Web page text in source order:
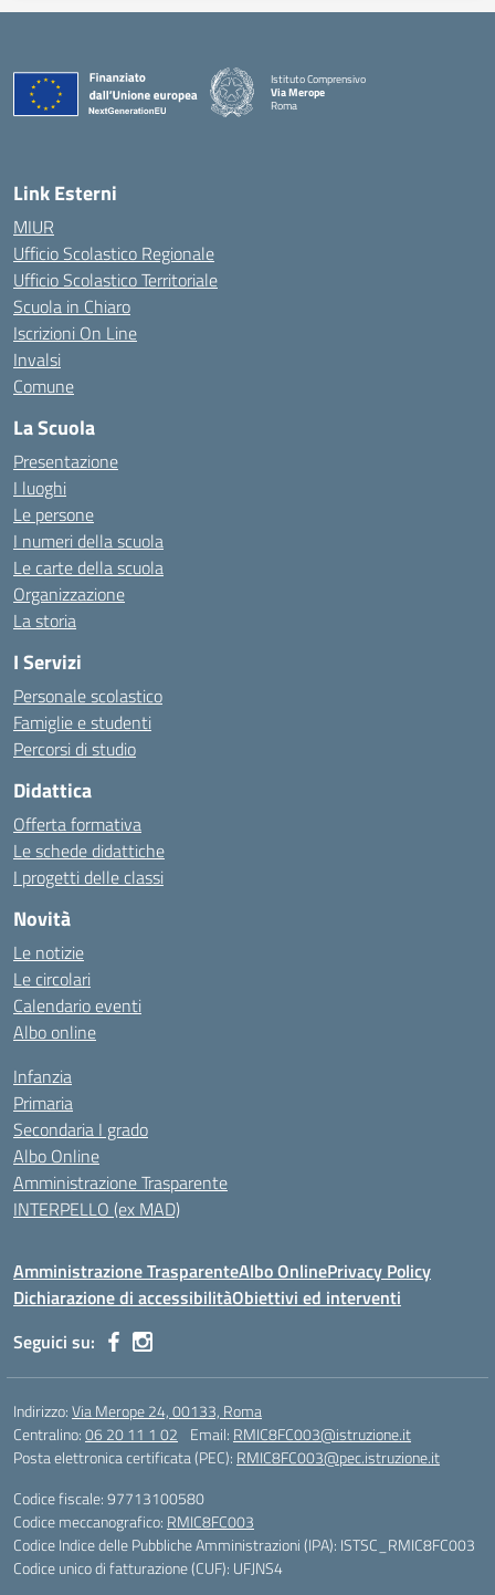
Istituto Comprensivo
Via Merope
Roma
Link Esterni
MIUR
Ufficio Scolastico Regionale
Ufficio Scolastico Territoriale
Scuola in Chiaro
Iscrizioni On Line
Invalsi
Comune
La Scuola
Presentazione
I luoghi
Le persone
I numeri della scuola
Le carte della scuola
Organizzazione
La storia
I Servizi
Personale scolastico
Famiglie e studenti
Percorsi di studio
Didattica
Offerta formativa
Le schede didattiche
I progetti delle classi
Novità
Le notizie
Le circolari
Calendario eventi
Albo online
Infanzia
Primaria
Secondaria I grado
Albo Online
Amministrazione Trasparente
INTERPELLO (ex MAD)
Amministrazione TrasparenteAlbo OnlinePrivacy Policy
Dichiarazione di accessibilitàObiettivi ed interventi
Seguici su:
Indirizzo:Via Merope 24, 00133, Roma
Centralino:06 20 11 1 02 Email: RMIC8FC003@istruzione.it
Posta elettronica certificata (PEC): RMIC8FC003@pec.istruzione.it
Codice fiscale: 97713100580
Codice meccanografico: RMIC8FC003
Codice Indice delle Pubbliche Amministrazioni (IPA): ISTSC_RMIC8FC003
Codice unico di fatturazione (CUF): UFJNS4